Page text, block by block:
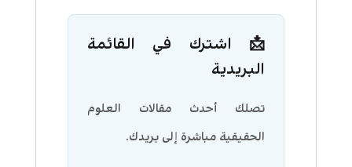
📩 اشترك في القائمة
البريدية
تصلك أحدث مقالات العلوم
الحقيقية مباشرة إلى بريدك.